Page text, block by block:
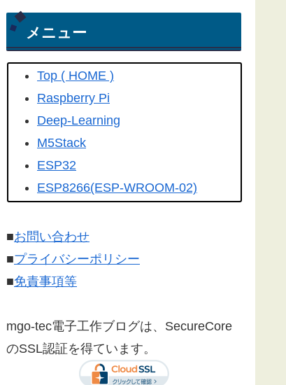
工学社さん技術情報誌Ｉ／Ｏ（アイ
オー）2018/04号にもこちらの記事
を転載して頂きました。有難うござ
こちらの記事
いただけました。ありがとうござい
ます！
紹介されました。ありがとうござい
ます。
メニュー
Top ( HOME )
Raspberry Pi
Deep-Learning
M5Stack
ESP32
ESP8266(ESP-WROOM-02)
Firebase
センサー
漢字フォント
SSL/TLS 暗号化通信
有機EL(OLED)
LCD(液晶ディスプレイ)
■お問い合わせ
■プライバシーポリシー
■免責事項等
mgo-tec電子工作ブログは、SecureCore
のSSL認証を得ています。